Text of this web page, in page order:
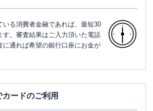
いる消費者金融であれば、最短30
す。審査結果はご入力頂いた電話
に通れば希望の銀行口座にお金が
カードのご利用